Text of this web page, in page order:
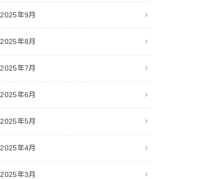
2025年9月
2025年8月
2025年7月
2025年6月
2025年5月
2025年4月
2025年3月